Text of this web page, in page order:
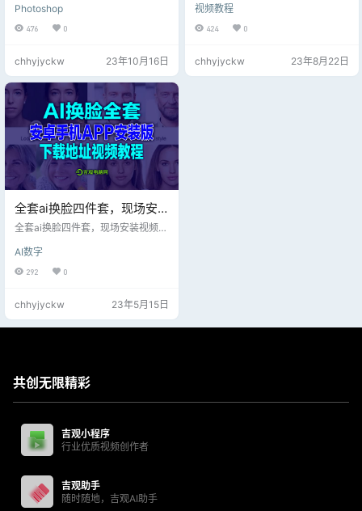
尾附百度盘下载地址
可少的软件。 10月16日最新正式
版！Adobe 2024 全家桶PS、Ai、A
Photoshop
476 0
chhyjyckw 23年10月16日
否则主板会变砖头！
视频教程
424 0
chhyjyckw 23年8月22日
全套ai换脸四件套，现场安
装视频教程，片尾附软件包
全套ai换脸四件套，现场安装视频教
AI数字
292 0
chhyjyckw 23年5月15日
共创无限精彩
吉观小程序
行业优质视频创作者
吉观助手
随时随地，吉观AI助手